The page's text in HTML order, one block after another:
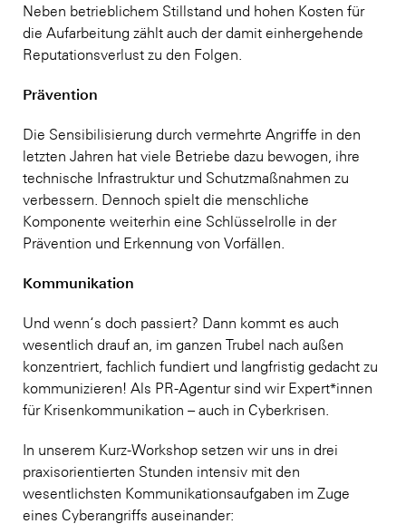
Neben betrieblichem Stillstand und hohen Kosten für
die Aufarbeitung zählt auch der damit einhergehende
Reputationsverlust zu den Folgen.
Prävention
Die Sensibilisierung durch vermehrte Angriffe in den
letzten Jahren hat viele Betriebe dazu bewogen, ihre
technische Infrastruktur und Schutzmaßnahmen zu
verbessern. Dennoch spielt die menschliche
Komponente weiterhin eine Schlüsselrolle in der
Prävention und Erkennung von Vorfällen.
Kommunikation
Und wenn‘s doch passiert? Dann kommt es auch
wesentlich drauf an, im ganzen Trubel nach außen
konzentriert, fachlich fundiert und langfristig gedacht zu
kommunizieren! Als PR-Agentur sind wir Expert*innen
für Krisenkommunikation – auch in Cyberkrisen.
In unserem Kurz-Workshop setzen wir uns in drei
praxisorientierten Stunden intensiv mit den
wesentlichsten Kommunikationsaufgaben im Zuge
eines Cyberangriffs auseinander: